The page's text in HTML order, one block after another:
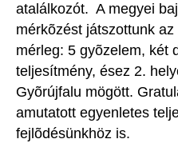
atalálkozót. A megyei
mérkõzést játszottunk
mérleg: 5 gyõzelem, két
teljesítmény, ésez 2.
Gyõrújfalu mögött.
amutatott egyenletes
fejlõdésünkhöz is.